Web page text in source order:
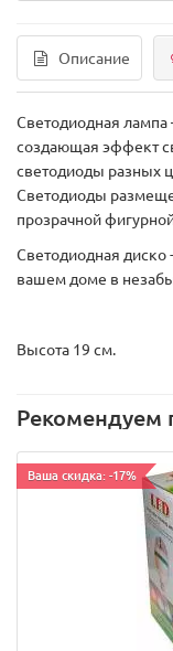
Описание
Светодиодная лампа
создающая эффект
светодиоды разных
Светодиоды
прозрачной
Светодиодная диско
вашем доме в
Высота 19 см.
Рекомендуем
Ваша скидка: -17%